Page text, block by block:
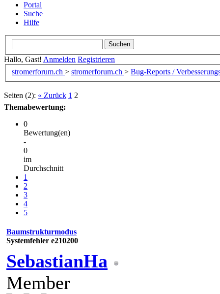
Portal
Suche
Hilfe
Hallo, Gast! Anmelden Registrieren
stromerforum.ch > stromerforum.ch > Bug-Reports /
Seiten (2): « Zurück 1 2
Themabewertung:
0
Bewertung(en)
-
0
im
Durchschnitt
1
2
3
4
5
Baumstrukturmodus
Systemfehler e210200
SebastianHa
Member